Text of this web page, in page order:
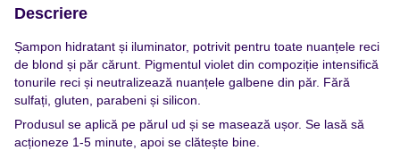
Descriere
Șampon hidratant și iluminator, potrivit pentru toate nuanțele reci
de blond și păr cărunt. Pigmentul violet din compoziție intensifică
tonurile reci și neutralizează nuanțele galbene din păr. Fără
sulfați, gluten, parabeni și silicon.
Produsul se aplică pe părul ud și se masează ușor. Se lasă să
acționeze 1-5 minute, apoi se clătește bine.